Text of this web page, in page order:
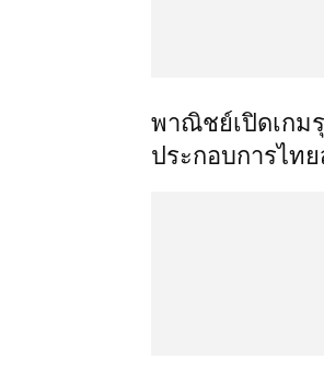
พาณิชย์เปิดเกมรุ
ประกอบการไท